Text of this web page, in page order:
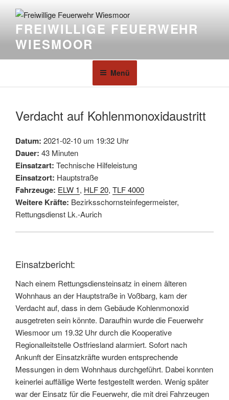
FREIWILLIGE FEUERWEHR
WIESMOOR
Menü
Verdacht auf Kohlenmonoxidaustritt
Datum: 2021-02-10 um 19:32 Uhr
Dauer: 43 Minuten
Einsatzart: Technische Hilfeleistung
Einsatzort: Hauptstraße
Fahrzeuge: ELW 1, HLF 20, TLF 4000
Weitere Kräfte: Bezirksschornsteinfegermeister,
Rettungsdienst Lk.-Aurich
Einsatzbericht:
Nach einem Rettungsdiensteinsatz in einem älteren
Wohnhaus an der Hauptstraße in Voßbarg, kam der
Verdacht auf, dass in dem Gebäude Kohlenmonoxid
ausgetreten sein könnte. Daraufhin wurde die Feuerwehr
Wiesmoor um 19.32 Uhr durch die Kooperative
Regionalleitstelle Ostfriesland alarmiert. Sofort nach
Ankunft der Einsatzkräfte wurden entsprechende
Messungen in dem Wohnhaus durchgeführt. Dabei konnten
keinerlei auffällige Werte festgestellt werden. Wenig später
war der Einsatz für die Feuerwehr, die mit drei Fahrzeugen